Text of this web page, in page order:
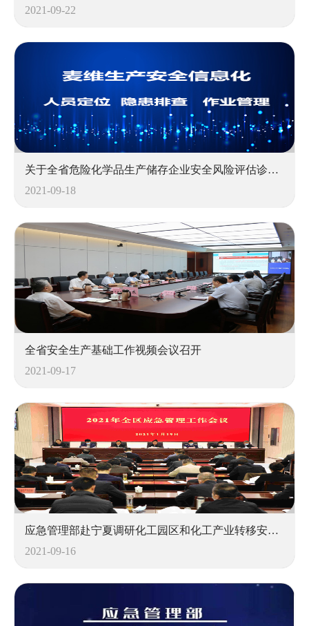
2021-09-22
关于全省危险化学品生产储存企业安全风险评估诊断分级情况的通报
2021-09-18
全省安全生产基础工作视频会议召开
2021-09-17
应急管理部赴宁夏调研化工园区和化工产业转移安全风险防控工作
2021-09-16